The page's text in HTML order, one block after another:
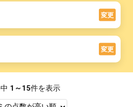
変更
変更
1～15件を表示